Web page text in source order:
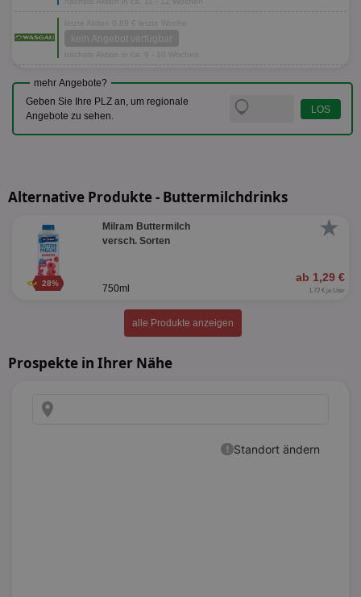
letzte Aktion 0,89 € letzte Woche
kein Angebot verfügbar
nächste Aktion in ca. 9 - 10 Wochen
mehr Angebote?
Geben Sie Ihre PLZ an, um regionale
Angebote zu sehen.
Alternative Produkte - Buttermilchdrinks
★
28%
Milram Buttermilch
versch. Sorten
ab 1,29 €
750ml 1,72 € je Liter
alle Produkte anzeigen
Prospekte in Ihrer Nähe